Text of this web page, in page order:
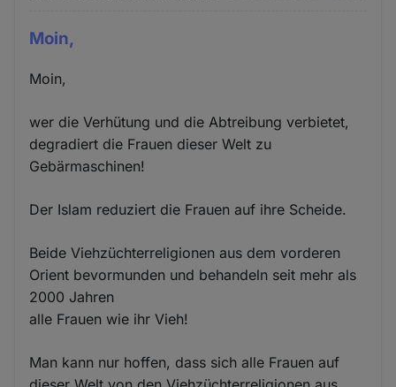
Moin,
Moin,
wer die Verhütung und die Abtreibung verbietet,
degradiert die Frauen dieser Welt zu
Gebärmaschinen!
Der Islam reduziert die Frauen auf ihre Scheide.
Beide Viehzüchterreligionen aus dem vorderen
Orient bevormunden und behandeln seit mehr als
2000 Jahren
alle Frauen wie ihr Vieh!
Man kann nur hoffen, dass sich alle Frauen auf